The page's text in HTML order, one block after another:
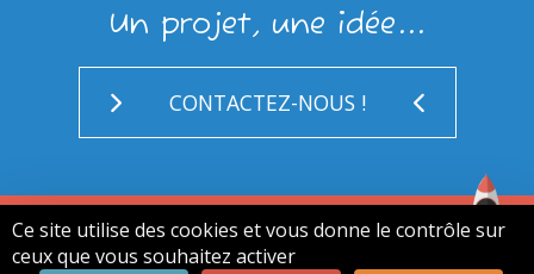
Ce site utilise des cookies et vous donne le contrôle sur
ceux que vous souhaitez activer
Un projet, une idée...
CONTACTEZ-NOUS !